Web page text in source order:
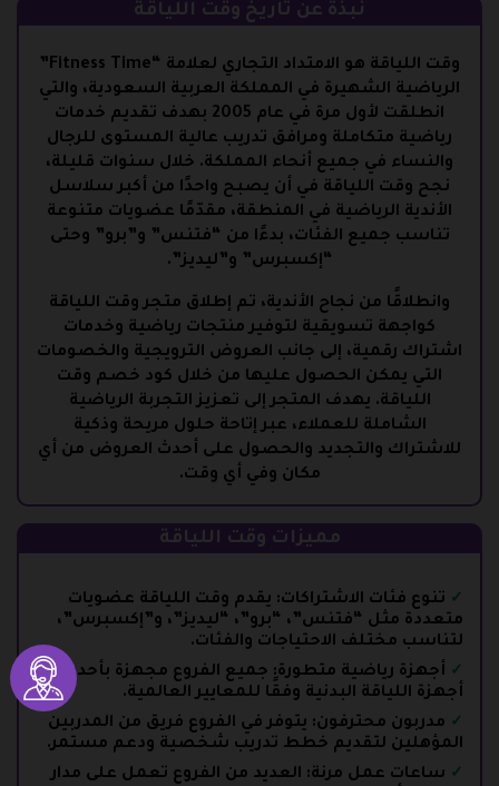
نبذة عن تاريخ وقت اللياقة
وقت اللياقة هو الامتداد التجاري لعلامة “Fitness Time”
الرياضية الشهيرة في المملكة العربية السعودية، والتي
انطلقت لأول مرة في عام 2005 بهدف تقديم خدمات
رياضية متكاملة ومرافق تدريب عالية المستوى للرجال
والنساء في جميع أنحاء المملكة. خلال سنوات قليلة،
نجح وقت اللياقة في أن يصبح واحدًا من أكبر سلاسل
الأندية الرياضية في المنطقة، مقدّمًا عضويات متنوعة
تناسب جميع الفئات، بدءًا من “فتنس” و”برو” وحتى
“إكسبرس” و”ليديز”.
وانطلاقًا من نجاح الأندية، تم إطلاق متجر وقت اللياقة
كواجهة تسويقية لتوفير منتجات رياضية وخدمات
اشتراك رقمية، إلى جانب العروض الترويجية والخصومات
التي يمكن الحصول عليها من خلال كود خصم وقت
اللياقة. يهدف المتجر إلى تعزيز التجربة الرياضية
الشاملة للعملاء، عبر إتاحة حلول مريحة وذكية
للاشتراك والتجديد والحصول على أحدث العروض من أي
مكان وفي أي وقت.
مميزات وقت اللياقة
تنوع فئات الاشتراكات: يقدم وقت اللياقة عضويات
متعددة مثل “فتنس”، “برو”، “ليديز”، و”إكسبرس”،
لتناسب مختلف الاحتياجات والفئات.
أجهزة رياضية متطورة: جميع الفروع مجهزة بأحدث
أجهزة اللياقة البدنية وفقًا للمعايير العالمية.
مدربون محترفون: يتوفر في الفروع فريق من المدربين
المؤهلين لتقديم خطط تدريب شخصية ودعم مستمر.
ساعات عمل مرنة: العديد من الفروع تعمل على مدار